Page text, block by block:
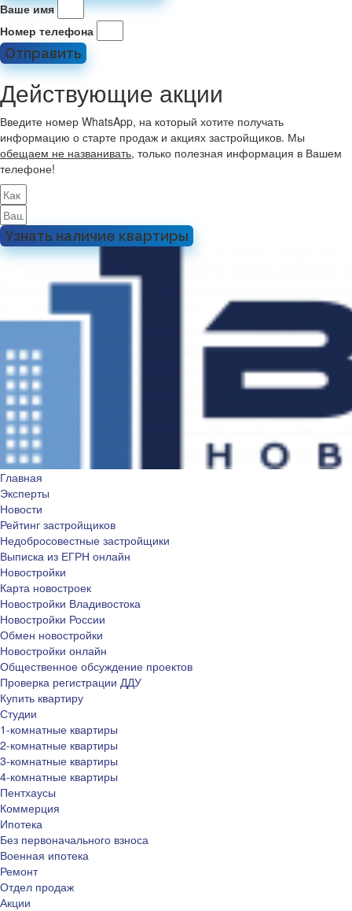
Ваше имя
Номер телефона
Отправить
Действующие акции
Введите номер WhatsApp, на который хотите получать
информацию о старте продаж и акциях застройщиков. Мы
обещаем не названивать, только полезная информация в Вашем
телефоне!
Узнать наличие квартиры
Главная
Эксперты
Новости
Рейтинг застройщиков
Недобросовестные застройщики
Выписка из ЕГРН онлайн
Новостройки
Карта новостроек
Новостройки Владивостока
Новостройки России
Обмен новостройки
Новостройки онлайн
Общественное обсуждение проектов
Проверка регистрации ДДУ
Купить квартиру
Студии
1-комнатные квартиры
2-комнатные квартиры
3-комнатные квартиры
4-комнатные квартиры
Пентхаусы
Коммерция
Ипотека
Без первоначального взноса
Военная ипотека
Ремонт
Отдел продаж
Акции